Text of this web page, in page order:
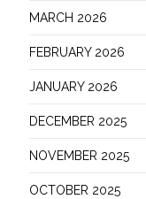
MARCH 2026
FEBRUARY 2026
JANUARY 2026
DECEMBER 2025
NOVEMBER 2025
OCTOBER 2025